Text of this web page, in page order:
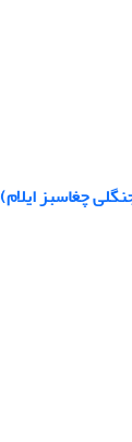
چغاسبز ایلام)